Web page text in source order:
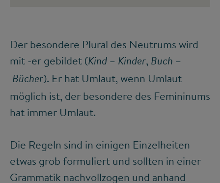
Der besondere Plural des Neutrums wird
mit -er gebildet (Kind – Kinder, Buch –
Bücher). Er hat Umlaut, wenn Umlaut
möglich ist, der besondere des Femininums
hat immer Umlaut.
Die Regeln sind in einigen Einzelheiten
etwas grob formuliert und sollten in einer
Grammatik nachvollzogen und anhand